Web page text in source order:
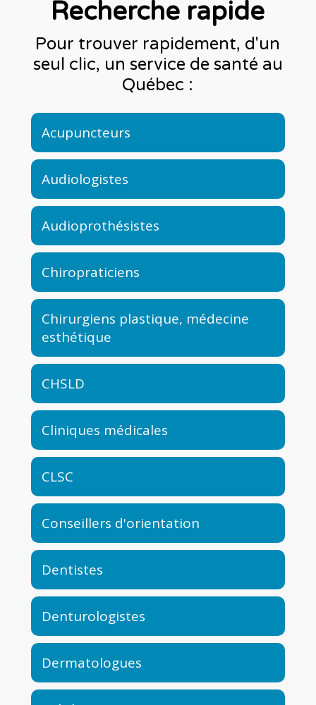
Recherche rapide
Pour trouver rapidement, d'un
seul clic, un service de santé au
Québec :
Acupuncteurs
Audiologistes
Audioprothésistes
Chiropraticiens
Chirurgiens plastique, médecine
esthétique
CHSLD
Cliniques médicales
CLSC
Conseillers d'orientation
Dentistes
Denturologistes
Dermatologues